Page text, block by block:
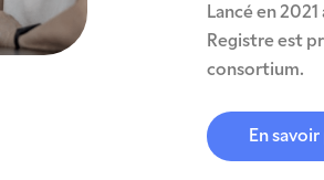
Lancé en
Registre est
consortium.
En